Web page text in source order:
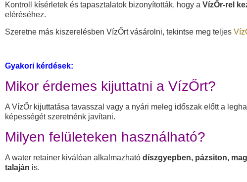
Kontroll kísérletek és tapasztalatok bizonyították, hogy a VízŐr-rel
eléréséhez.
Szeretne más kiszerelésben VízŐrt vásárolni, tekintse meg teljes
Gyakori kérdések:
Mikor érdemes kijuttatni a VízŐrt?
A VízŐr kijuttatása tavasszal vagy a nyári meleg időszak előtt a
képességét szeretnénk javítani.
Milyen felületeken használható?
A water retainer kiválóan alkalmazható díszgyepben, pázsiton,
talaján is.